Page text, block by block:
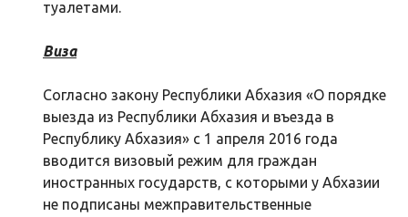
туалетами.
Виза
Согласно закону Республики Абхазия «О порядке
выезда из Республики Абхазия и въезда в
Республику Абхазия» с 1 апреля 2016 года
вводится визовый режим для граждан
иностранных государств, с которыми у Абхазии
не подписаны межправительственные